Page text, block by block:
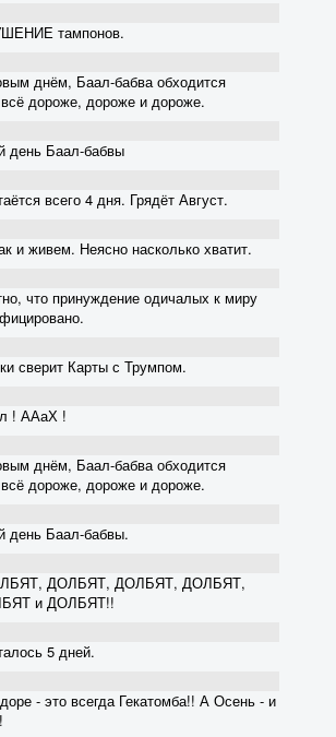
тампонов.
днём, Баал-бабва обходится
дороже, дороже и дороже.
день Баал-бабвы
всего 4 дня. Грядёт Август.
и живем. Неясно насколько хватит.
что принуждение одичалых к миру
сверит Карты с Трумпом.
! ААаХ !
днём, Баал-бабва обходится
дороже, дороже и дороже.
день Баал-бабвы.
ДОЛБЯТ, ДОЛБЯТ, ДОЛБЯТ,
и ДОЛБЯТ!!
5 дней.
- это всегда Гекатомба!! А Осень - и